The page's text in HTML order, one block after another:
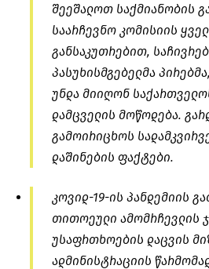
შეეშალოთ საქმიანობის
საარჩევნო კომისიის
განსაკუთრებით,
პასუხისმგებელმა
უნდა მიიღონ
დამცველის მოწოდება.
გამოირიცხოს
დაშინების ფაქტები.
კოვიდ-19-ის პანდემიის
თითოეული ამომრჩევლის
უსაფრთხოების დაცვის
ადმინისტრაციის